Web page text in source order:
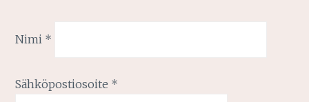
Nimi *
Sähköpostiosoite *